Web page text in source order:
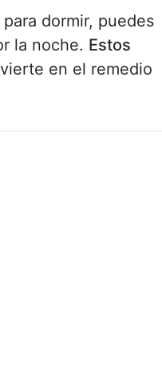
dormir, puedes
la noche. Estos
en el remedio